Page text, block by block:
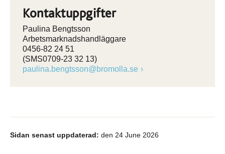
Kontaktuppgifter
Paulina Bengtsson
Arbetsmarknadshandläggare
0456-82 24 51
(SMS0709-23 32 13)
paulina.bengtsson@bromolla.se
Sidan senast uppdaterad: den 24 June 2026